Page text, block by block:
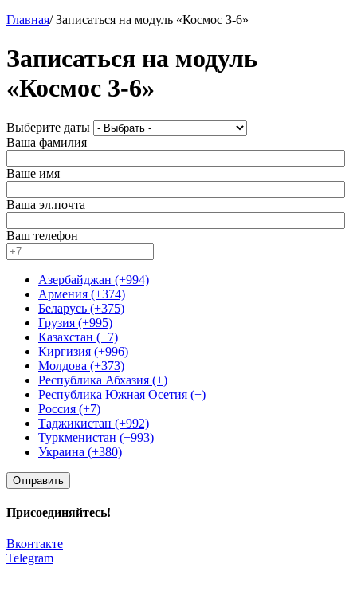
Главная/Записаться на модуль «Космос 3-6»
Записаться на модуль
«Космос 3-6»
Выберите даты
Ваша фамилия
Ваше имя
Ваша эл.почта
Ваш телефон
Азербайджан (+994)
Армения (+374)
Беларусь (+375)
Грузия (+995)
Казахстан (+7)
Киргизия (+996)
Молдова (+373)
Республика Абхазия (+)
Республика Южная Осетия (+)
Россия (+7)
Таджикистан (+992)
Туркменистан (+993)
Украина (+380)
Отправить
Присоединяйтесь!
Вконтакте
Telegram